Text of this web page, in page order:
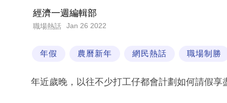
經濟一週編輯部
職場熱話 Jan 26 2022
年假 農曆新年 網民熱話 職場制勝
年近歲晚，以往不少打工仔都會計劃如何請假享